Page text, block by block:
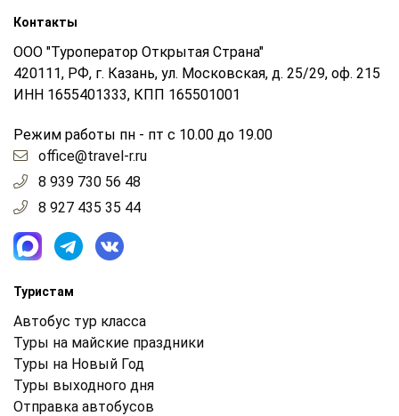
Контакты
ООО "Туроператор Открытая Страна"
420111, РФ, г. Казань, ул. Московская, д. 25/29, оф. 215
ИНН 1655401333, КПП 165501001
Режим работы пн - пт с 10.00 до 19.00
office@travel-r.ru
8 939 730 56 48
8 927 435 35 44
Туристам
Автобус тур класса
Туры на майские праздники
Туры на Новый Год
Туры выходного дня
Отправка автобусов